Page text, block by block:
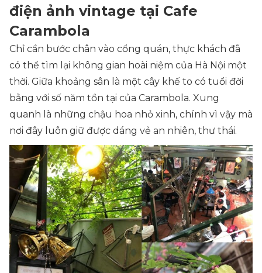
điện ảnh vintage tại Cafe
Carambola
Chỉ cần bước chân vào cổng quán, thực khách đã
có thể tìm lại không gian hoài niệm của Hà Nội một
thời. Giữa khoảng sân là một cây khế to có tuổi đời
bằng với số năm tồn tại của Carambola. Xung
quanh là những chậu hoa nhỏ xinh, chính vì vậy mà
nơi đây luôn giữ được dáng vẻ an nhiên, thư thái.